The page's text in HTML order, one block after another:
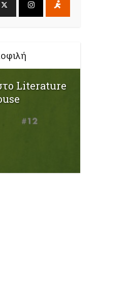
Literature